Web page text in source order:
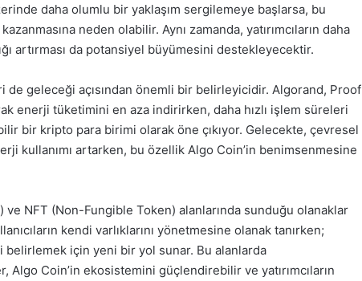
daha olumlu bir yaklaşım sergilemeye başlarsa, bu
neden olabilir. Aynı zamanda, yatırımcıların daha
artırması da potansiyel büyümesini destekleyecektir.
geleceği açısından önemli bir belirleyicidir. Algorand, Proof
enerji tüketimini en aza indirirken, daha hızlı işlem süreleri
bir kripto para birimi olarak öne çıkıyor. Gelecekte, çevresel
kullanımı artarken, bu özellik Algo Coin’in benimsenmesine
NFT (Non-Fungible Token) alanlarında sunduğu olanaklar
kendi varlıklarını yönetmesine olanak tanırken;
belirlemek için yeni bir yol sunar. Bu alanlarda
Coin’in ekosistemini güçlendirebilir ve yatırımcıların